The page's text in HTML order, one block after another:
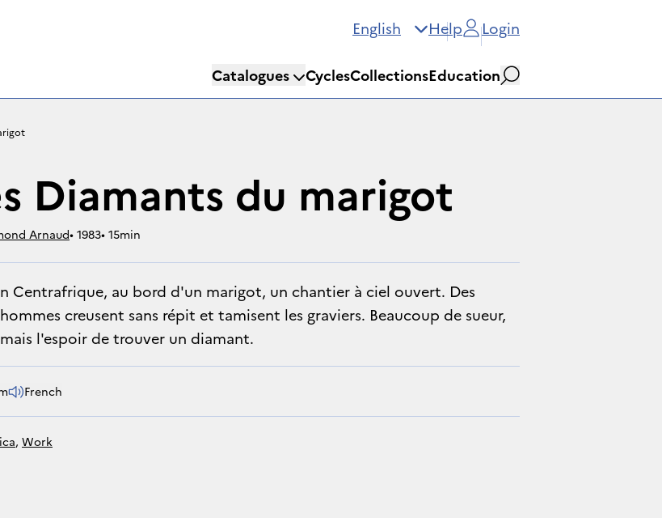
English Help Login
Catalogues CyclesCollectionsEducation
Search
Diamants du marigot
Arnaud• 1983• 15min
n Centrafrique, au bord d'un marigot, un chantier à ciel ouvert. Des
hommes creusent sans répit et tamisent les graviers. Beaucoup de sueur,
mais l'espoir de trouver un diamant.
French
, work